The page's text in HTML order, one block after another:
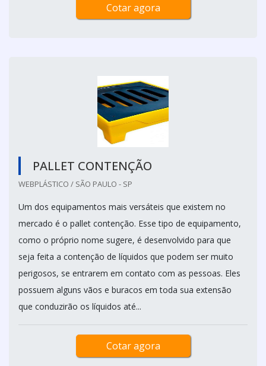
Cotar agora
PALLET CONTENÇÃO
WEBPLÁSTICO / SÃO PAULO - SP
Um dos equipamentos mais versáteis que existem no
mercado é o pallet contenção. Esse tipo de equipamento,
como o próprio nome sugere, é desenvolvido para que
seja feita a contenção de líquidos que podem ser muito
perigosos, se entrarem em contato com as pessoas. Eles
possuem alguns vãos e buracos em toda sua extensão
que conduzirão os líquidos até...
Cotar agora